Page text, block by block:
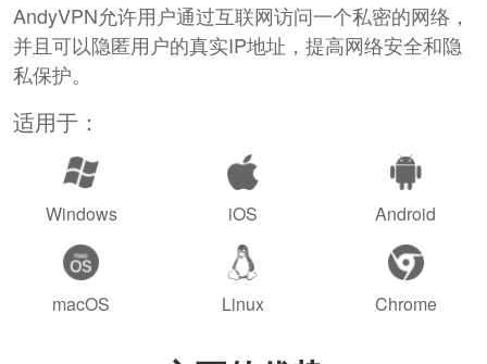
AndyVPN允许用户通过互联网访问一个私密的网络，
并且可以隐匿用户的真实IP地址，提高网络安全和隐
私保护。
适用于：
Windows iOS Android
macOS Linux Chrome